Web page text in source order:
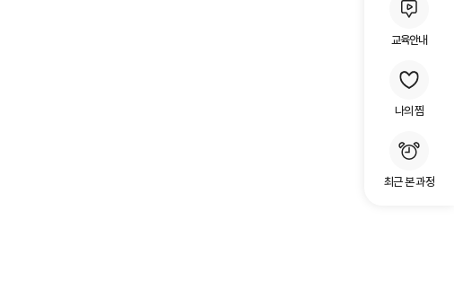
교육안내
나의 찜
최근 본 과정